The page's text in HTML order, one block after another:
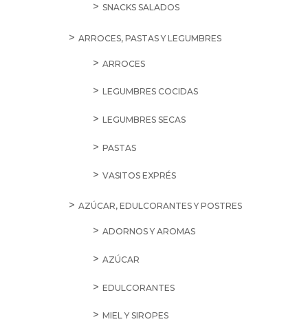
SNACKS SALADOS
ARROCES, PASTAS Y LEGUMBRES
ARROCES
LEGUMBRES COCIDAS
LEGUMBRES SECAS
PASTAS
VASITOS EXPRÉS
AZÚCAR, EDULCORANTES Y POSTRES
ADORNOS Y AROMAS
AZÚCAR
EDULCORANTES
MIEL Y SIROPES